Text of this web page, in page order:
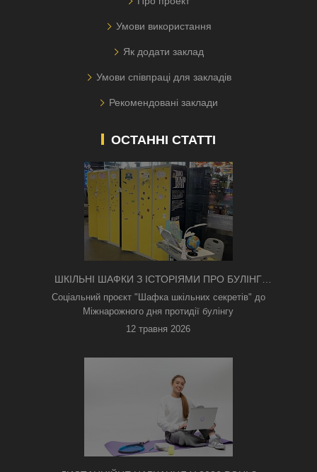
Умови використання
Як додати заклад
Умови співпраці для закладів
Рекомендовані заклади
ОСТАННІ СТАТТІ
ШКІЛЬНІ ШАФКИ З ІСТОРІЯМИ ПРО БУЛІНГ
З'ЯВИЛИСЯ В КИЄВІ
Соціальний проєкт "Шафка шкільних секретів" до
Міжнарожного дня протидії булінгу
12 травня 2026